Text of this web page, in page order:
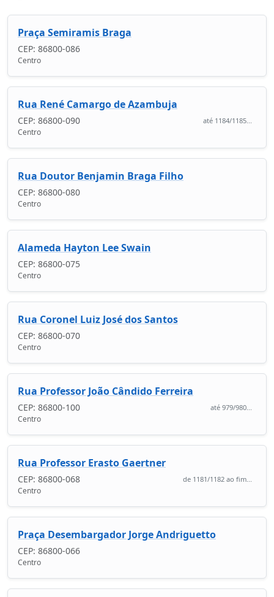
Praça Semiramis Braga
CEP: 86800-086
Centro
Rua René Camargo de Azambuja
CEP: 86800-090 até 1184/1185...
Centro
Rua Doutor Benjamin Braga Filho
CEP: 86800-080
Centro
Alameda Hayton Lee Swain
CEP: 86800-075
Centro
Rua Coronel Luiz José dos Santos
CEP: 86800-070
Centro
Rua Professor João Cândido Ferreira
CEP: 86800-100 até 979/980...
Centro
Rua Professor Erasto Gaertner
CEP: 86800-068 de 1181/1182 ao fim...
Centro
Praça Desembargador Jorge Andriguetto
CEP: 86800-066
Centro